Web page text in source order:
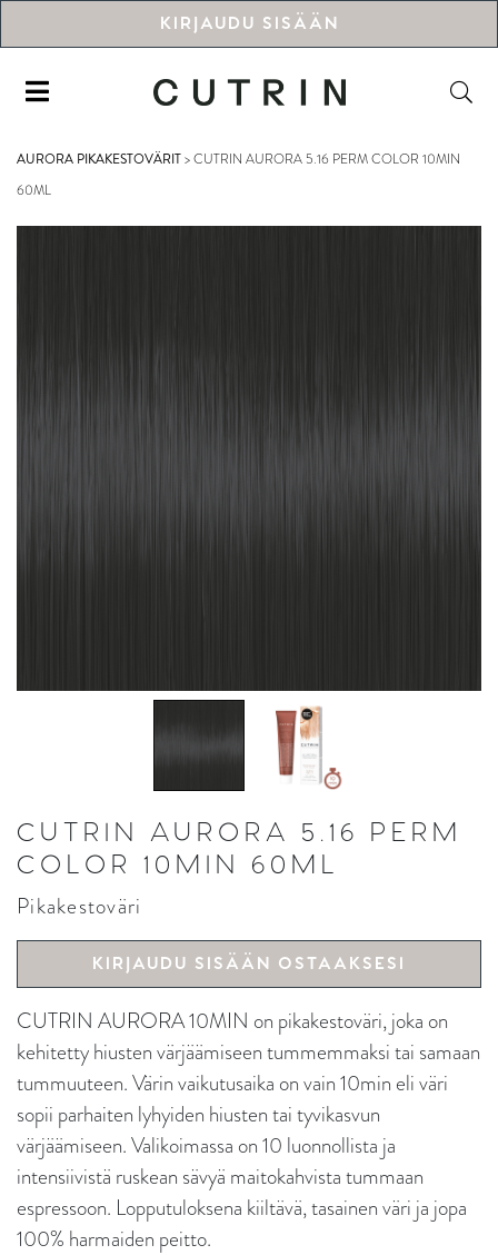
KIRJAUDU SISÄÄN
AURORA PIKAKESTOVÄRIT>CUTRIN AURORA 5.16 PERM COLOR 10MIN
60ML
CUTRIN AURORA 5.16 PERM
COLOR 10MIN 60ML
Pikakestoväri
KIRJAUDU SISÄÄN OSTAAKSESI
CUTRIN AURORA 10MIN on pikakestoväri, joka on
kehitetty hiusten värjäämiseen tummemmaksi tai samaan
tummuuteen. Värin vaikutusaika on vain 10min eli väri
sopii parhaiten lyhyiden hiusten tai tyvikasvun
värjäämiseen. Valikoimassa on 10 luonnollista ja
intensiivistä ruskean sävyä maitokahvista tummaan
espressoon. Lopputuloksena kiiltävä, tasainen väri ja jopa
100% harmaiden peitto.